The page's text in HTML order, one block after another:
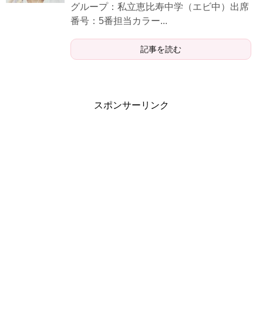
グループ：私立恵比寿中学（エビ中）出席
番号：5番担当カラー...
記事を読む
スポンサーリンク